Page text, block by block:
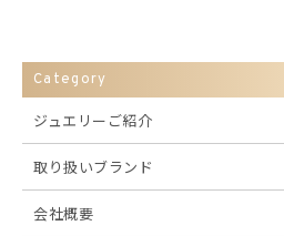
Category
ジュエリーご紹介
取り扱いブランド
会社概要